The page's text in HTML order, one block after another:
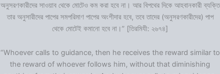
অনুসরণকারীদের সাওয়াব থেকে মোটেও কম করা হবে না। আর বিপথের দিকে আহবানকারী ব্যক্তি
তার অনুসারীদের পাপের সমপরিমাণ পাপের অংশীদার হবে, তবে তাদের (অনুসরণকারীদের) পাপ
থেকে মোটেই কমানো হবে না।” [তিরমিযী: ২৬৭৪]
“Whoever calls to guidance, then he receives the reward similar to
the reward of whoever follows him, without that diminishing